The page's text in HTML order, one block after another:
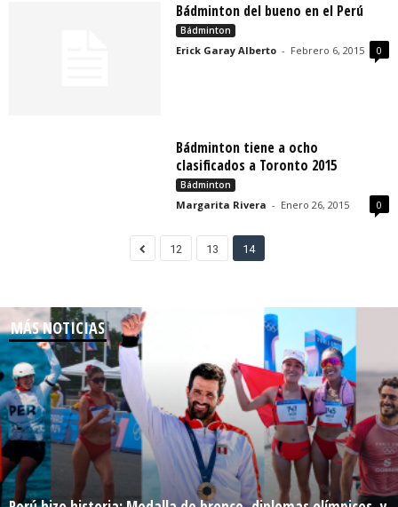
Bádminton del bueno en el Perú
Bádminton
Erick Garay Alberto - Febrero 6, 2015 0
Bádminton tiene a ocho
clasificados a Toronto 2015
Bádminton
Margarita Rivera - Enero 26, 2015 0
12 13 14
MÁS NOTICIAS